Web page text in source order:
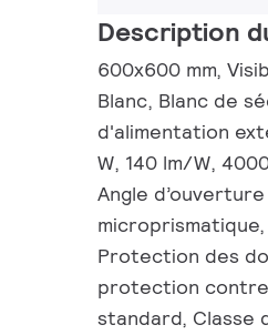
Description
600x600 mm,
Blanc, Blanc de
d'alimentation
W, 140 lm/W,
Angle
Protection des
protection contre
standard, Classe